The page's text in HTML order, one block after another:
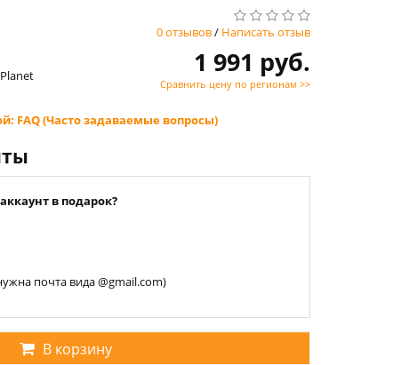
0 отзывов/ Написать отзыв
1 991 руб.
Сравнить цену по регионам >>
FAQ (Часто задаваемые вопросы)
в подарок?
почта вида @gmail.com)
В корзину